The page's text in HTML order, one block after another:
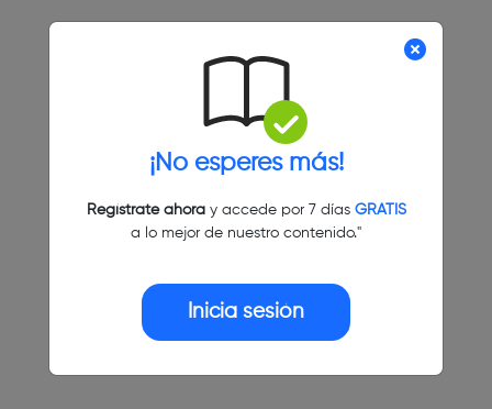
¡No esperes más!
Regístrate ahoray accede por 7 días GRATIS
a lo mejor de nuestro contenido."
Inicia sesión